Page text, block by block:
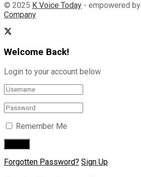
© 2025 K Voice Today - empowered by
Company
Welcome Back!
Login to your account below
Remember Me
Forgotten Password? Sign Up